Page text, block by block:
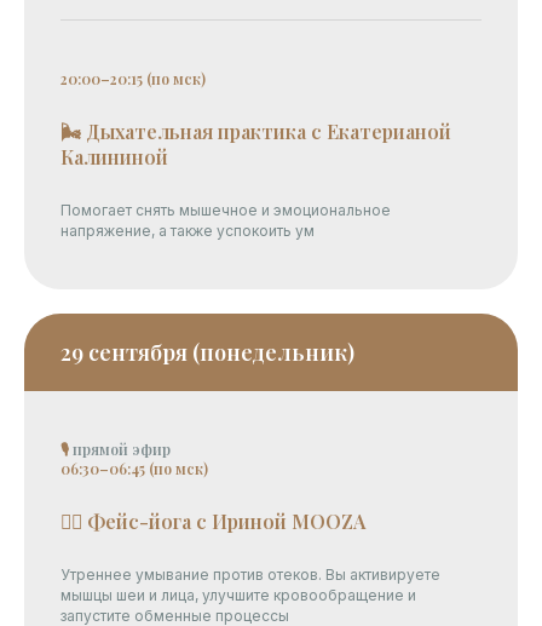
20:00–20:15 (по мск)
🌬 Дыхательная практика с Екатерианой
Калининой
Помогает снять мышечное и эмоциональное
напряжение, а также успокоить ум
29 сентября (понедельник)
🎙прямой эфир
06:30–06:45 (по мск)
💆‍♀ Фейс-йога с Ириной MOOZA
Утреннее умывание против отеков. Вы активируете
мышцы шеи и лица, улучшите кровообращение и
запустите обменные процессы